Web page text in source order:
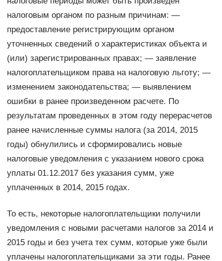
налоговым органом по разным причинам: —
предоставление регистрирующим органом
уточненных сведений о характеристиках объекта и
(или) зарегистрированных правах; — заявление
налогоплательщиком права на налоговую льготу; —
изменением законодательства; — выявлением
ошибки в ранее произведенном расчете. По
результатам проведенных в этом году перерасчетов
ранее начисленные суммы налога (за 2014, 2015
годы) обнулились и сформировались новые
налоговые уведомления с указанием нового срока
уплаты 01.12.2017 без указания сумм, уже
уплаченных в 2014, 2015 годах.
То есть, некоторые налогоплательщики получили
уведомления с новыми расчетами налогов за 2014 и
2015 годы и без учета тех сумм, которые уже были
уплачены налогоплательщиками за эти годы. Ранее